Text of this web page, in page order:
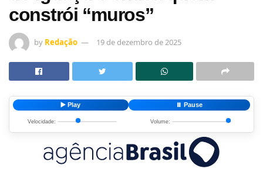
constrói “muros”
by Redação 19 de dezembro de 2025
▶️ Play ⏸️ Pause
Velocidade: Volume: